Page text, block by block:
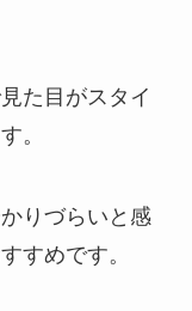
た目がスタイ
。
りづらいと感
すめです。